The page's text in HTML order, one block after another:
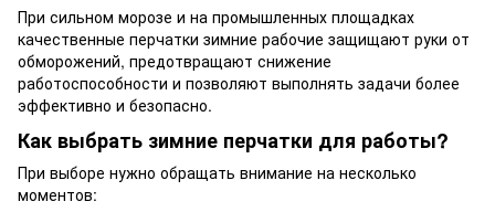
При сильном морозе и на промышленных площадках
качественные перчатки зимние рабочие защищают руки от
обморожений, предотвращают снижение
работоспособности и позволяют выполнять задачи более
эффективно и безопасно.
Как выбрать зимние перчатки для работы?
При выборе нужно обращать внимание на несколько
моментов: